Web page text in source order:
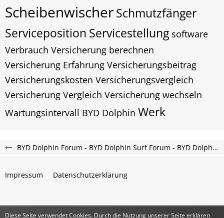
ScheibenwischerSchmutzfänger
Serviceposition Servicestellung software
Verbrauch Versicherung berechnen
Versicherung Erfahrung Versicherungsbeitrag
Versicherungskosten Versicherungsvergleich
Versicherung Vergleich Versicherung wechseln
Wartungsintervall BYD Dolphin Werk
BYD Dolphin Forum - BYD Dolphin Surf Forum - BYD Dolphin G DM-i Forum
Impressum Datenschutzerklärung
Diese Seite verwendet Cookies. Durch die Nutzung unserer Seite erklären